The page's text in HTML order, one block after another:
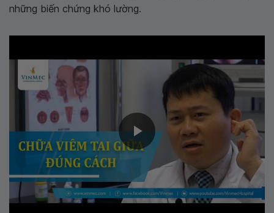
những biến chứng khó lường.